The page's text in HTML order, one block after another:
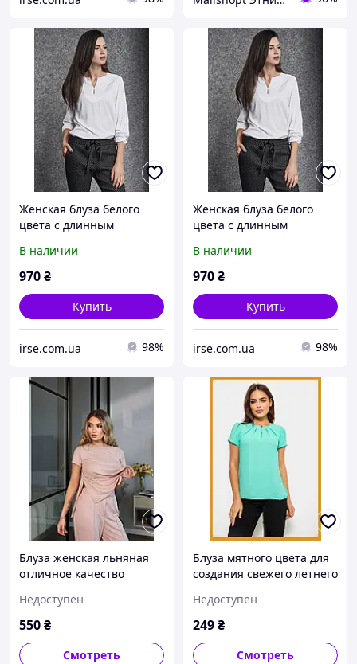
Женская блуза белого
цвета с длинным
Enny, Польша 50
В наличии
970₴
Купить
irse.com.ua 98%
Женская блуза белого
цвета с длинным
Enny, Польша 52
В наличии
970₴
Купить
irse.com.ua 98%
Блуза женская льняная
отличное качество
Недоступен
550₴
Смотреть
Блуза мятного цвета для
создания свежего летнего
женская одежда,
размеры S, M, L, XL
Недоступен
249₴
Смотреть